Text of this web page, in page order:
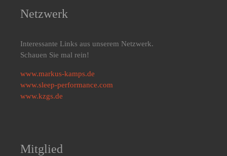
Netzwerk
Interessante Links aus unserem Netzwerk.
Schauen Sie mal rein!
www.markus-kamps.de
www.sleep-performance.com
www.kzgs.de
Mitglied